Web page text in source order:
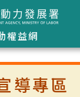
權益網
導專區